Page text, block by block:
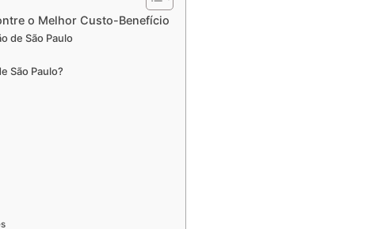
o Melhor Custo-Benefício
de São Paulo
São Paulo?